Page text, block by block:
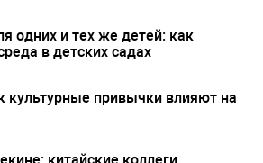
одних и тех же детей: как
в детских садах
культурные привычки влияют на